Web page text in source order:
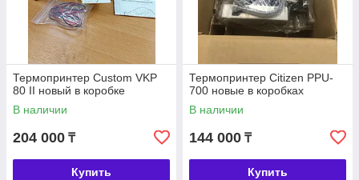
Термопринтер Custom VKP
80 II новый в коробке
В наличии
204 000 ₸
Купить
Термопринтер Citizen PPU-
700 новые в коробках
В наличии
144 000 ₸
Купить